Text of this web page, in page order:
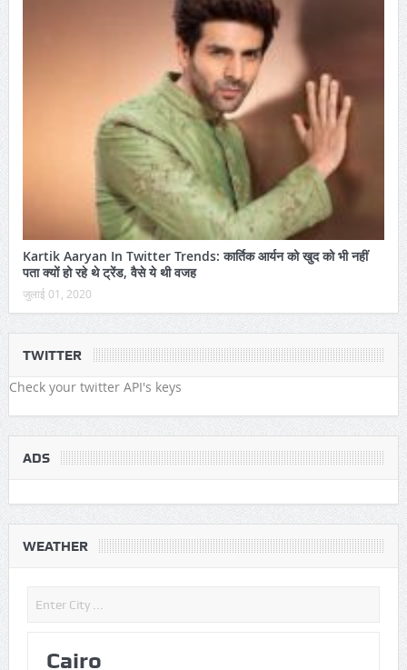
Kartik Aaryan In Twitter Trends: कार्तिक आर्यन को खुद को भी नहीं
पता क्यों हो रहे थे ट्रेंड, वैसे ये थी वजह
जुलाई 01, 2020
TWITTER
Check your twitter API's keys
ADS
WEATHER
Cairo